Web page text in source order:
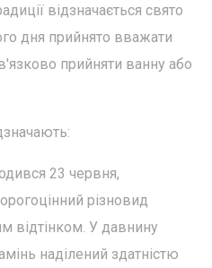
відзначається свято
дня прийнято вважати
прийняти ванну або
23 червня,
різновид
відтінком. У давнину
наділений здатністю